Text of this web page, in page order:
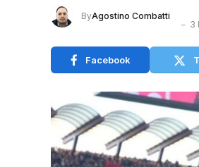
ByAgostino Combatti
3
Facebook